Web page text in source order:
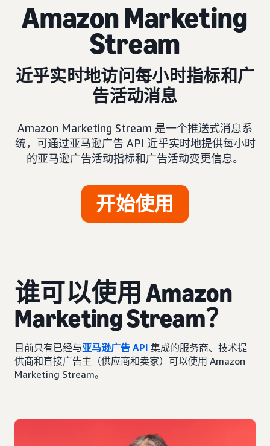
Amazon Marketing
Stream
近乎实时地访问每小时指标和广
告活动消息
Amazon Marketing Stream 是一个推送式消息系
统，可通过亚马逊广告 API 近乎实时地提供每小时
的亚马逊广告活动指标和广告活动变更信息。
开始使用
谁可以使用 Amazon
Marketing Stream？
目前只有已经与亚马逊广告 API 集成的服务商、技术提
供商和直接广告主（供应商和卖家）可以使用 Amazon
Marketing Stream。